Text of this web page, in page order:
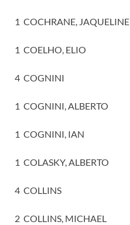
1 COCHRANE, JAQUELINE
1 COELHO, ELIO
4 COGNINI
1 COGNINI, ALBERTO
1 COGNINI, IAN
1 COLASKY, ALBERTO
4 COLLINS
2 COLLINS, MICHAEL